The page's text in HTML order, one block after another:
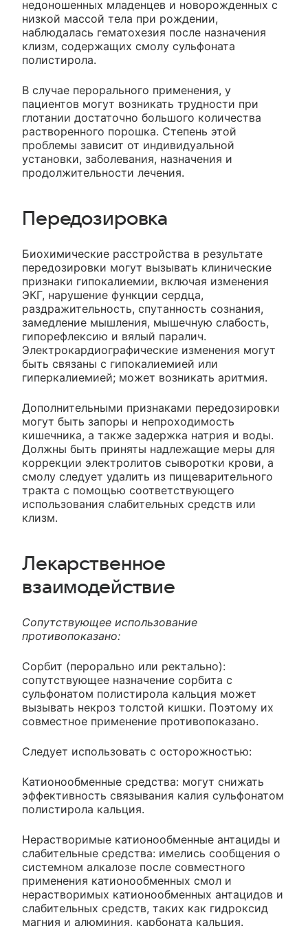
недоношенных младенцев и новорожденных с
низкой массой тела при рождении,
наблюдалась гематохезия после назначения
клизм, содержащих смолу сульфоната
полистирола.
В случае перорального применения, у
пациентов могут возникать трудности при
глотании достаточно большого количества
растворенного порошка. Степень этой
проблемы зависит от индивидуальной
установки, заболевания, назначения и
продолжительности лечения.
Передозировка
Биохимические расстройства в результате
передозировки могут вызывать клинические
признаки гипокалиемии, включая изменения
ЭКГ, нарушение функции сердца,
раздражительность, спутанность сознания,
замедление мышления, мышечную слабость,
гипорефлексию и вялый паралич.
Электрокардиографические изменения могут
быть связаны с гипокалиемией или
гиперкалиемией; может возникать аритмия.
Дополнительными признаками передозировки
могут быть запоры и непроходимость
кишечника, а также задержка натрия и воды.
Должны быть приняты надлежащие меры для
коррекции электролитов сыворотки крови, а
смолу следует удалить из пищеварительного
тракта с помощью соответствующего
использования слабительных средств или
клизм.
Лекарственное
взаимодействие
Сопутствующее использование
противопоказано:
Сорбит (перорально или ректально):
сопутствующее назначение сорбита с
сульфонатом полистирола кальция может
вызывать некроз толстой кишки. Поэтому их
совместное применение противопоказано.
Следует использовать с осторожностью:
Катионообменные средства: могут снижать
эффективность связывания калия сульфонатом
полистирола кальция.
Нерастворимые катионообменные антациды и
слабительные средства: имелись сообщения о
системном алкалозе после совместного
применения катионообменных смол и
нерастворимых катионообменных антацидов и
слабительных средств, таких как гидроксид
магния и алюминия, карбоната кальция.